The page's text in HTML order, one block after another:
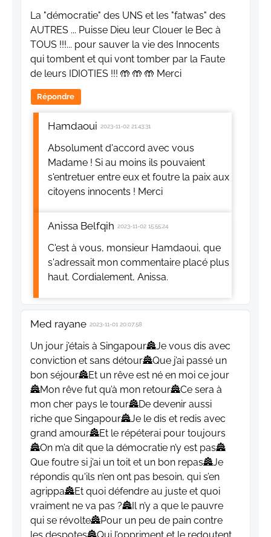
La "démocratie" des UNS et les "fatwas" des
AUTRES ... Puisse Dieu leur Clouer le Bec à
TOUS !!!... pour sauver la vie des Innocents
qui tombent et qui vont tomber par la Faute
de leurs IDIOTIES !!! 🤲 🤲 🤲 Merci
Répondre
Hamdaoui 2023-11-02 21:43:31
Absolument d'accord avec vous
Madame ! Si au moins ils pouvaient
s'entretuer entre eux et foutre la paix aux
citoyens innocents ! Merci
Anissa Belfqih 2023-11-02 15:55:24
C'est à vous, monsieur Hamdaoui, que
s'adressait mon commentaire placé plus
haut. Cordialement, Anissa.
Med rayane 2023-11-01 20:07:58
Un jour j’étais à Singapour🏯Je vous dis avec
conviction et sans détour🏯Que j’ai passé un
bon séjour🏯Et un rêve est né en moi ce jour
🏯Mon rêve fut qu’à mon retour🏯Ce sera à
mon cher pays le tour🏯De devenir aussi
riche que Singapour🏯Je le dis et redis avec
grand amour🏯Et le répéterai pour toujours
🏯On m’a dit que la démocratie n’y est pas🏯
Que foutre si j’ai un toit et un bon repas🏯Je
répondis qu'ils n’en ont pas besoin, qui s’en
agrippa🏯Et quoi défendre au juste et quoi
vraiment ne va pas ?🏯Il n’y a que le pauvre
qui se révolte🏯Pour un peu de pain contre